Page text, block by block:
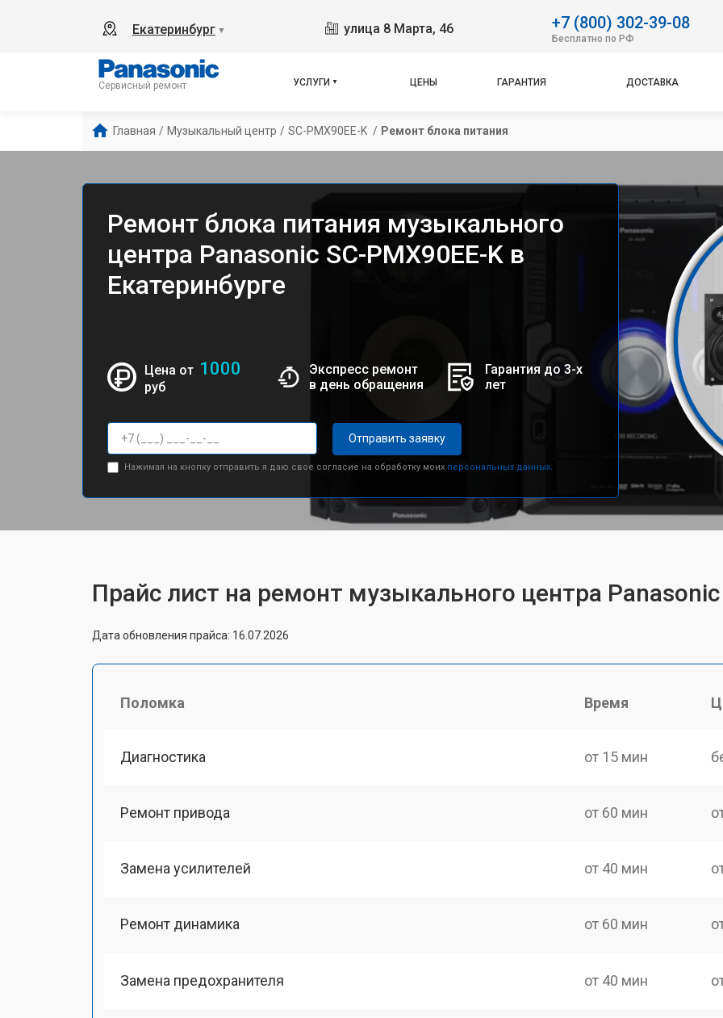
Екатеринбург ▼ улица 8 Марта, 46 +7 (800) 302-39-08
Бесплатно по РФ
Сервисный ремонт УСЛУГИ ЦЕНЫ ГАРАНТИЯ ДОСТАВКА
Главная / Музыкальный центр / SC-PMX90EE-K / Ремонт блока питания
Ремонт блока питания музыкального
центра Panasonic SC-PMX90EE-K в
Екатеринбурге
Цена от 1000
руб
Экспресс ремонт
в день обращения
Гарантия до 3-х
лет
Отправить заявку
Нажимая на кнопку отправить я даю свое согласие на обработку моих персональных данных.
Прайс лист на ремонт музыкального центра Panasonic
Дата обновления прайса: 16.07.2026
Поломка Время
Диагностика от 15 мин
Ремонт привода от 60 мин
Замена усилителей от 40 мин
Ремонт динамика от 60 мин
Замена предохранителя от 40 мин